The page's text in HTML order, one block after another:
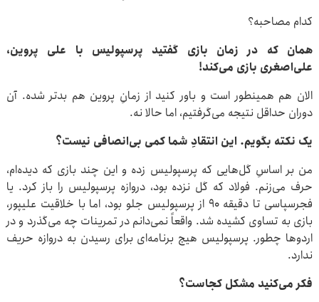
کدام مصاحبه؟
همان که در زمان بازی گفتید پرسپولیس با علی پروین،
علی‌اصغری بازی می‌کند!
الان هم همینطور است و باور کنید از زمانِ پروین هم بدتر شده. آن
دوران حداقل نتیجه می‌گرفتیم، اما حالا نه.
یک نکته بگویم. این انتقادِ شما کمی بی‌انصافی نیست؟
من بر اساسِ گل‌هایی که پرسپولیس زده و این چند بازی که دیده‌ام،
حرف می‌زنم. فولاد که گل نزده بود، دروازه پرسپولیس را باز کرد. یا
فجرسپاسی تا دقیقه ۹۰ از پرسپولیس جلو بود، اما با خلاقیت علیپور،
بازی به تساوی کشیده شد. واقعاً نمی‌دانم در تمرینات چه می‌گذرد و در
اردوها چطور. پرسپولیس هیچ برنامه‌ای برای رسیدن به دروازه حریف
ندارد.
فکر می‌کنید مشکل کجاست؟